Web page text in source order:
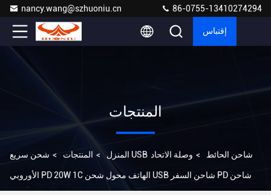
nancy.wang@szhuoniu.cn 86-0755-13410274294
إقتباس
المنتجات
المنزل > المنتجات > شحن سريع USB شاحن الحائط > وصلة الاتحاد
الأوروبي PD 20W 1C الهاتف محول شحن USB شاحن السفر PD شاحن